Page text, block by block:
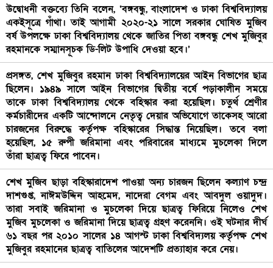
উদ্বোধনী বক্তব্যে তিনি বলেন, ‘বঙ্গবন্ধু, বাংলাদেশ ও ঢাকা বিশ্ববিদ্যালয়
একইসূত্রে গাঁথা। তাই আগামী ২০২০-২১ সালে সরকার ঘোষিত মুজিব
বর্ষ উপলক্ষে ঢাকা বিশ্ববিদ্যালয় থেকে জাতির পিতা বঙ্গবন্ধু শেখ মুজিবুর
রহমানকে সম্মানসূচক ডি-লিট উপাধি দেওয়া হবে।’
প্রসঙ্গত, শেখ মুজিবুর রহমান ঢাকা বিশ্ববিদ্যালয়ের আইন বিভাগের ছাত্র
ছিলেন। ১৯৪৯ সালে আইন বিভাগের দ্বিতীয় বর্ষে পড়াকালীন সময়ে
তাকে ঢাকা বিশ্ববিদ্যালয় থেকে বহিস্কার করা হয়েছিল। চতুর্থ শ্রেণীর
কর্মচারীদের একটি আন্দোলনে নেতৃত্ব দেয়ার অভিযোগে তাকেসহ আরো
চারজনের বিরুদ্ধে কর্তৃপক্ষ বহিস্কারের সিদ্ধান্ত নিয়েছিল। তবে বলা
হয়েছিল, ১৫ রুপী জরিমানা এবং পরিবারের মাধ্যমে মুচলেকা দিলে
তাঁরা ছাত্রত্ব ফিরে পাবেন।
শেখ মুজিব ছাড়া বহিস্কারাদেশ পাওয়া অন্য চারজন ছিলেন কল্যাণ চন্দ্র
দাশগুপ্ত, নাঈমউদ্দিন আহমেদ, নাদেরা বেগম এবং আবদুল ওয়াদুদ।
তারা সবাই জরিমানা ও মুচলেকা দিয়ে ছাত্রত্ব ফিরিয়ে নিলেও শেখ
মুজিব মুচলেকা ও জরিমানা দিয়ে ছাত্রত্ব গ্রহণ করেননি। ওই ঘটনার দীর্ঘ
৬১ বছর পর ২০১০ সালের ১৪ আগস্ট ঢাকা বিশ্ববিদ্যলয় কর্তৃপক্ষ শেখ
মুজিবুর রহমানের ছাত্রত্ব বাতিলের আদেশটি প্রত্যাহার করে নেয়।